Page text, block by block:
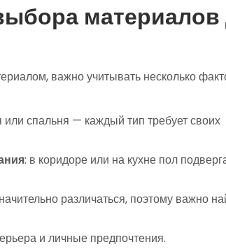
материалов
важно учитывать несколько
или спальня — каждый тип требует своих
: в коридоре или на кухне пол
различаться, поэтому важно
и личные предпочтения.